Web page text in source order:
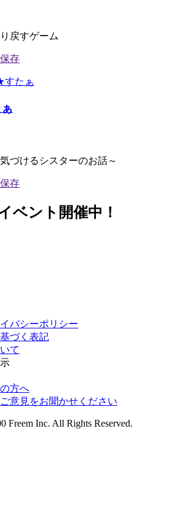
戻すゲーム
づけるシスターのお話～
ベント開催中！
バシーポリシー
づく表記
て
方へ
意見をお聞かせください
Freem Inc. All Rights Reserved.